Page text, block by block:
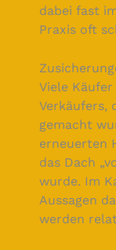
dabei fast
Praxis oft
Viele
Verkäufers,
gemacht
erneuerten
das Dach
wurde. Im
Aussagen
werden